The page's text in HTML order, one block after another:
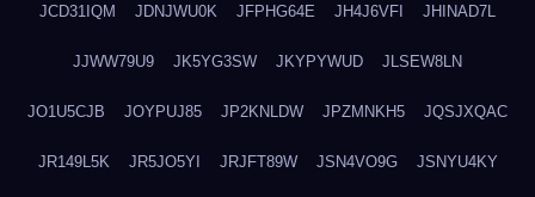
JCD31IQM JDNJWU0K JFPHG64E JH4J6VFI JHINAD7L
JJWW79U9 JK5YG3SW JKYPYWUD JLSEW8LN
JO1U5CJB JOYPUJ85 JP2KNLDW JPZMNKH5 JQSJXQAC
JR149L5K JR5JO5YI JRJFT89W JSN4VO9G JSNYU4KY